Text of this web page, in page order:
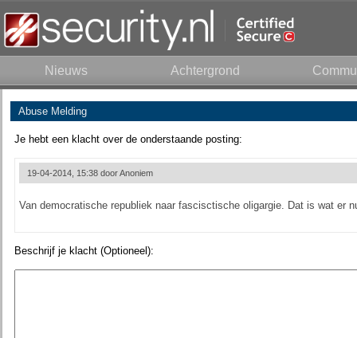
Nieuws Achtergrond
Abuse Melding
Je hebt een klacht over de onderstaande posting:
19-04-2014, 15:38 doorAnoniem
Van democratische republiek naar fascisctische oligargie. Dat is wat er
Beschrijf je klacht (Optioneel):